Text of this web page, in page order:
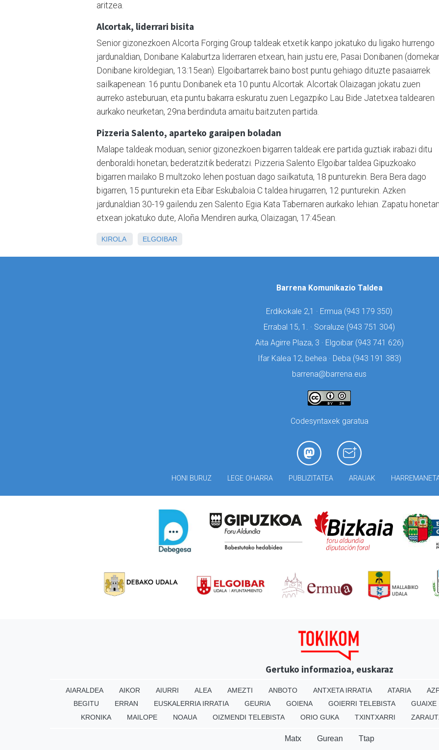
aritzea.
Alcortak, liderrari bisita
Senior gizonezkoen Alcorta Forging Group taldeak etxetik kanpo jokatuko du ligako hurrengo
jardunaldian, Donibane Kalaburtza liderraren etxean, hain justu ere, Pasai Donibanen
Donibane kiroldegian, 13:15ean). Elgoibartarrek baino bost puntu gehiago dituzte pasaiarrek
sailkapenean: 16 puntu Donibanek eta 10 puntu Alcortak. Alcortak Olaizagan jokatu zuen
aurreko asteburuan, eta puntu bakarra eskuratu zuen Legazpiko Lau Bide Jatetxea taldearen
aurkako neurketan, 29na berdinduta amaitu baitzuten partida.
Pizzeria Salento, aparteko garaipen boladan
Malape taldeak moduan, senior gizonezkoen bigarren taldeak ere partida guztiak irabazi ditu
denboraldi honetan; bederatzitik bederatzi. Pizzeria Salento Elgoibar taldea Gipuzkoako
bigarren mailako B multzoko lehen postuan dago sailkatuta, 18 punturekin. Bera Bera dago
bigarren, 15 punturekin eta Eibar Eskubaloia C taldea hirugarren, 12 punturekin. Azken
jardunaldian 30-19 gailendu zen Salento Egia Kata Tabernaren aurkako lehian. Zapatu
etxean jokatuko dute, Aloña Mendiren aurka, Olaizagan, 17:45ean.
KIROLA ELGOIBAR
Barrena Komunikazio Taldea
Erdikokale 2,1 · Ermua (943 179 350)
Errabal 15, 1. · Soraluze (943 751 304)
Aita Agirre Plaza, 3 · Elgoibar (943 741 626)
Ifar Kalea 12, behea · Deba (943 191 383)
barrena@barrena.eus
Codesyntaxek garatua
HONI BURUZ LEGE OHARRA PUBLIZITATEA ARAUAK
Gertuko informazioa, euskaraz
AIARALDEA AIKOR AIURRI ALEA AMEZTI ANBOTO ANTXETA IRRATIA ATARIA
BEGITU
ERRAN EUSKALERRIA IRRATIA GEURIA GOIENA GOIERRI TELEBISTA
GUAIXE
KRONIKA
MAILOPE NOAUA OIZMENDI TELEBISTA ORIO GUKA TXINTXARRI
Matx Gurean Ttap